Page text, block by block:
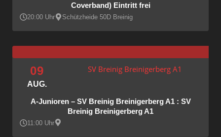
Coverband) Eintritt frei
20:00 Uhr Schützheide 50D Breinig
09
AUG.
SV Breinig Breinigerberg A1
A-Junioren – SV Breinig Breinigerberg A1 : SV
Breinig Breinigerberg A1
11:00 Uhr